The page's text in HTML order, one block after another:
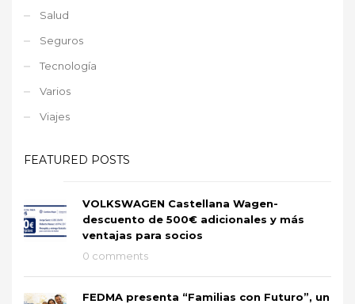
Salud
Seguros
Tecnología
Varios
Viajes
FEATURED POSTS
VOLKSWAGEN Castellana Wagen-
descuento de 500€ adicionales y más
ventajas para socios
0 comments
FEDMA presenta “Familias con Futuro”, un